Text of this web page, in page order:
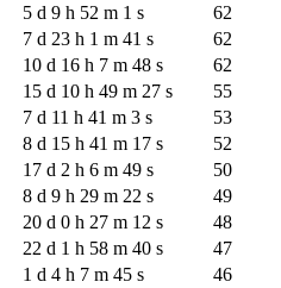
5 d 9 h 52 m 1 s
62
7 d 23 h 1 m 41 s
62
10 d 16 h 7 m 48 s
62
15 d 10 h 49 m 27 s
55
7 d 11 h 41 m 3 s
53
8 d 15 h 41 m 17 s
52
17 d 2 h 6 m 49 s
50
8 d 9 h 29 m 22 s
49
20 d 0 h 27 m 12 s
48
22 d 1 h 58 m 40 s
47
1 d 4 h 7 m 45 s
46